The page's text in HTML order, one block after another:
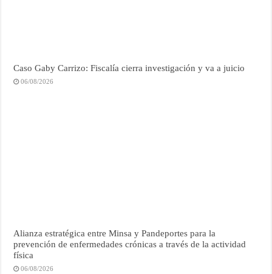
Caso Gaby Carrizo: Fiscalía cierra investigación y va a juicio
06/08/2026
Alianza estratégica entre Minsa y Pandeportes para la
prevención de enfermedades crónicas a través de la actividad
física
06/08/2026